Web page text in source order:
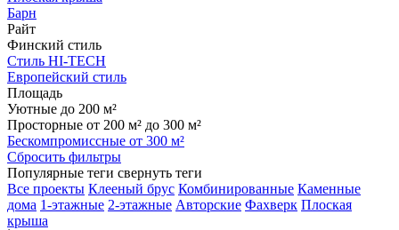
Барн
Райт
Финский стиль
Стиль HI-TECH
Европейский стиль
Площадь
Уютные до 200 м²
Просторные от 200 м² до 300 м²
Бескомпромиссные от 300 м²
Сбросить фильтры
Популярные теги свернуть теги
Все проекты Клееный брус Комбинированные Каменные
дома 1-этажные 2-этажные Авторские Фахверк Плоская
крыша